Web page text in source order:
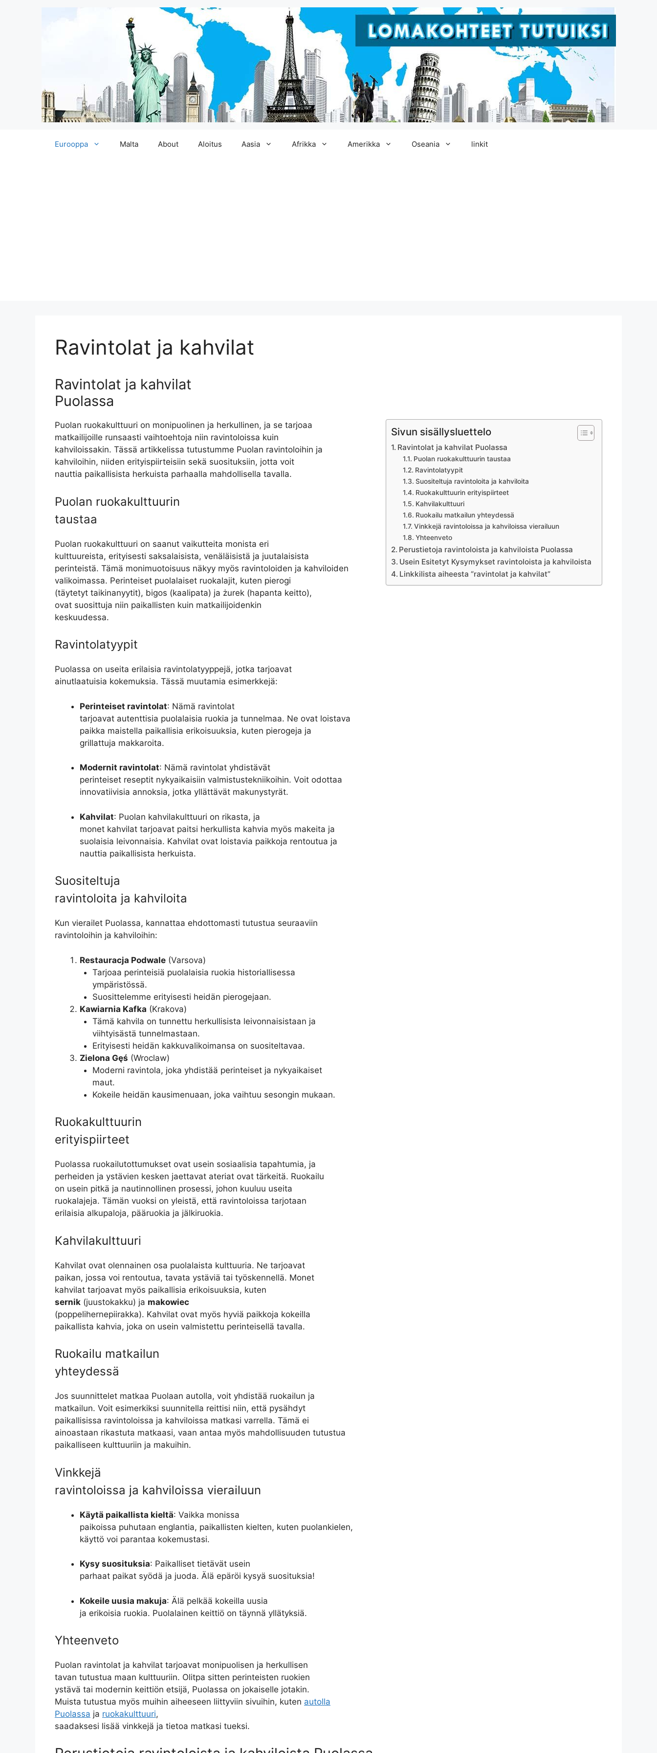
Eurooppa Malta About Aloitus Aasia Afrikka Amerikka Oseania linkit
Ravintolat ja kahvilat
Ravintolat ja kahvilat
Puolassa
Sivun sisällysluettelo
Ravintolat ja kahvilat Puolassa
Puolan ruokakulttuurin taustaa
Ravintolatyypit
Suositeltuja ravintoloita ja kahviloita
Ruokakulttuurin erityispiirteet
Kahvilakulttuuri
Ruokailu matkailun yhteydessä
Vinkkejä ravintoloissa ja kahviloissa vierailuun
Yhteenveto
Perustietoja ravintoloista ja kahviloista Puolassa
Usein Esitetyt Kysymykset ravintoloista ja kahviloista
Linkkilista aiheesta “ravintolat ja kahvilat”
Puolan ruokakulttuuri on monipuolinen ja herkullinen, ja se tarjoaa
matkailijoille runsaasti vaihtoehtoja niin ravintoloissa kuin
kahviloissakin. Tässä artikkelissa tutustumme Puolan ravintoloihin ja
kahviloihin, niiden erityispiirteisiin sekä suosituksiin, jotta voit
nauttia paikallisista herkuista parhaalla mahdollisella tavalla.
Puolan ruokakulttuurin
taustaa
Puolan ruokakulttuuri on saanut vaikutteita monista eri
kulttuureista, erityisesti saksalaisista, venäläisistä ja juutalaisista
perinteistä. Tämä monimuotoisuus näkyy myös ravintoloiden ja kahviloiden
valikoimassa. Perinteiset puolalaiset ruokalajit, kuten pierogi
(täytetyt taikinanyytit), bigos (kaalipata) ja żurek (hapanta keitto),
ovat suosittuja niin paikallisten kuin matkailijoidenkin
keskuudessa.
Ravintolatyypit
Puolassa on useita erilaisia ravintolatyyppejä, jotka tarjoavat
ainutlaatuisia kokemuksia. Tässä muutamia esimerkkejä:
Perinteiset ravintolat: Nämä ravintolat
tarjoavat autenttisia puolalaisia ruokia ja tunnelmaa. Ne ovat loistava
paikka maistella paikallisia erikoisuuksia, kuten pierogeja ja
grillattuja makkaroita.
Modernit ravintolat: Nämä ravintolat yhdistävät
perinteiset reseptit nykyaikaisiin valmistustekniikoihin. Voit odottaa
innovatiivisia annoksia, jotka yllättävät makunystyrät.
Kahvilat: Puolan kahvilakulttuuri on rikasta, ja
monet kahvilat tarjoavat paitsi herkullista kahvia myös makeita ja
suolaisia leivonnaisia. Kahvilat ovat loistavia paikkoja rentoutua ja
nauttia paikallisista herkuista.
Suositeltuja
ravintoloita ja kahviloita
Kun vierailet Puolassa, kannattaa ehdottomasti tutustua seuraaviin
ravintoloihin ja kahviloihin:
Restauracja Podwale (Varsova)
Tarjoaa perinteisiä puolalaisia ruokia historiallisessa
ympäristössä.
Suosittelemme erityisesti heidän pierogejaan.
Kawiarnia Kafka (Krakova)
Tämä kahvila on tunnettu herkullisista leivonnaisistaan ja
viihtyisästä tunnelmastaan.
Erityisesti heidän kakkuvalikoimansa on suositeltavaa.
Zielona Gęś (Wroclaw)
Moderni ravintola, joka yhdistää perinteiset ja nykyaikaiset
maut.
Kokeile heidän kausimenuaan, joka vaihtuu sesongin mukaan.
Ruokakulttuurin
erityispiirteet
Puolassa ruokailutottumukset ovat usein sosiaalisia tapahtumia, ja
perheiden ja ystävien kesken jaettavat ateriat ovat tärkeitä. Ruokailu
on usein pitkä ja nautinnollinen prosessi, johon kuuluu useita
ruokalajeja. Tämän vuoksi on yleistä, että ravintoloissa tarjotaan
erilaisia alkupaloja, pääruokia ja jälkiruokia.
Kahvilakulttuuri
Kahvilat ovat olennainen osa puolalaista kulttuuria. Ne tarjoavat
paikan, jossa voi rentoutua, tavata ystäviä tai työskennellä. Monet
kahvilat tarjoavat myös paikallisia erikoisuuksia, kuten
sernik (juustokakku) ja makowiec
(poppelihernepiirakka). Kahvilat ovat myös hyviä paikkoja kokeilla
paikallista kahvia, joka on usein valmistettu perinteisellä tavalla.
Ruokailu matkailun
yhteydessä
Jos suunnittelet matkaa Puolaan autolla, voit yhdistää ruokailun ja
matkailun. Voit esimerkiksi suunnitella reittisi niin, että pysähdyt
paikallisissa ravintoloissa ja kahviloissa matkasi varrella. Tämä ei
ainoastaan rikastuta matkaasi, vaan antaa myös mahdollisuuden tutustua
paikalliseen kulttuuriin ja makuihin.
Vinkkejä
ravintoloissa ja kahviloissa vierailuun
Käytä paikallista kieltä: Vaikka monissa
paikoissa puhutaan englantia, paikallisten kielten, kuten puolankielen,
käyttö voi parantaa kokemustasi.
Kysy suosituksia: Paikalliset tietävät usein
parhaat paikat syödä ja juoda. Älä epäröi kysyä suosituksia!
Kokeile uusia makuja: Älä pelkää kokeilla uusia
ja erikoisia ruokia. Puolalainen keittiö on täynnä yllätyksiä.
Yhteenveto
Puolan ravintolat ja kahvilat tarjoavat monipuolisen ja herkullisen
tavan tutustua maan kulttuuriin. Olitpa sitten perinteisten ruokien
ystävä tai modernin keittiön etsijä, Puolassa on jokaiselle jotakin.
Muista tutustua myös muihin aiheeseen liittyviin sivuihin, kuten autolla
Puolassa ja ruokakulttuuri,
saadaksesi lisää vinkkejä ja tietoa matkasi tueksi.